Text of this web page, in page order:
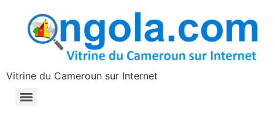
principal
Vitrine du Cameroun sur Internet